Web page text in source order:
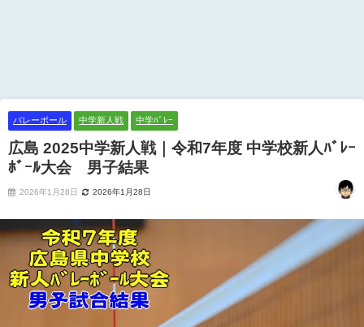
バレーボール 中学新人戦 中学ﾊﾞﾚｰ
広島 2025中学新人戦｜令和7年度 中学校新人ﾊﾞﾚｰ
ﾎﾞｰﾙ大会 男子結果
2026年1月28日 2026年1月28日